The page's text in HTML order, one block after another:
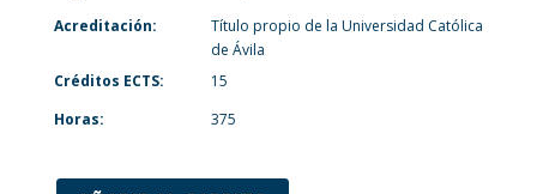
Acreditación:
Título propio de la Universidad Católica
de Ávila
Créditos ECTS:
15
Horas:
375